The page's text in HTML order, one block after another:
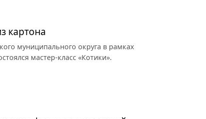
картона
муниципального округа в рамках
мастер-класс «Котики».